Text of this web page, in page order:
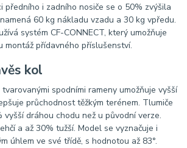
předního i zadního nosiče se o 50% zvýšila
60 kg nákladu vzadu a 30 kg vpředu.
systém CF-CONNECT, který umožňuje
montáž přídavného příslušenství.
kol
spodními rameny umožňuje vyšší
průchodnost těžkým terénem. Tlumiče
vyšší dráhou chodu než u původní verze.
a až 30% tužší. Model se vyznačuje i
úhlem ve své třídě, s hodnotou až 83°.